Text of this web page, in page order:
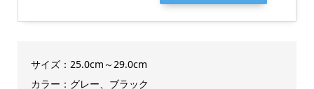
サイズ：25.0cm～29.0cm
カラー：グレー、ブラック